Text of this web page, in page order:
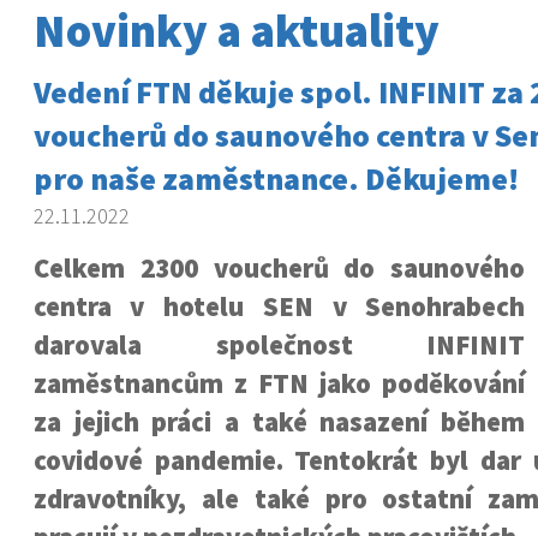
Novinky a aktuality
Vedení FTN děkuje spol. INFINIT za
voucherů do saunového centra v
pro naše zaměstnance. Děkujeme!
22.11.2022
Celkem 2300 voucherů do saunového
centra v hotelu SEN v Senohrabech
darovala společnost INFINIT
zaměstnancům z FTN jako poděkování
za jejich práci a také nasazení během
covidové pandemie. Tentokrát byl dar
zdravotníky, ale také pro ostatní